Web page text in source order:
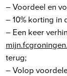
– Voordeel en
– 10% korting in
– Een keer
terug;
– Volop